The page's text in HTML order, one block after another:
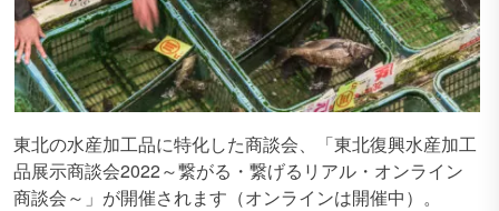
東北の水産加工品に特化した商談会、「東北復興水産加工
品展示商談会2022～繋がる・繋げるリアル・オンライン
商談会～」が開催されます（オンラインは開催中）。